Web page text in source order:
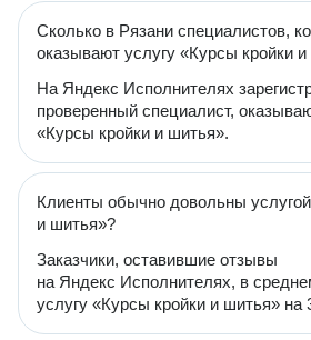
Сколько в Рязани специалистов,
оказывают услугу «Курсы кройки
На Яндекс Исполнителях
проверенный специалист,
«Курсы кройки и шитья».
Клиенты обычно довольны
и шитья»?
Заказчики, оставившие отзывы
на Яндекс Исполнителях, в
услугу «Курсы кройки и шитья» на